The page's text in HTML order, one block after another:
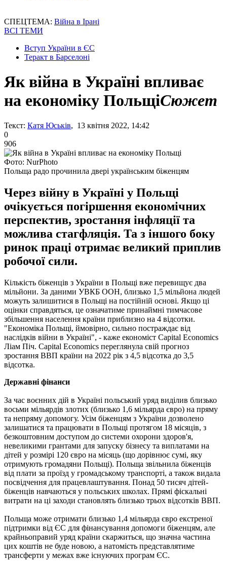
СПЕЦТЕМА: Війна в Ірані
ВСІ ТЕМИ
Вступ України в ЄС
Теракт в Барселоні
Як війна в Україні впливає
на економіку ПольщіСюжет
Текст: Катя Юськів, 13 квітня 2022, 14:42
0
906
Фото: NurPhoto
Польща радо прочинила двері українським біженцям
Через війну в Україні у Польщі
очікується погіршення економічних
перспектив, зростання інфляції та
можлива стагфляція. Та з іншого боку
ринок праці отримає великий приплив
робочої сили.
Кількість біженців з України в Польщі вже перевищує два
мільйони. За даними УВКБ ООН, близько 1,5 мільйона людей
можуть залишитися в Польщі на постійній основі. Якщо ці
оцінки справдяться, це означатиме принаймні тимчасове
збільшення населення країни приблизно на 4 відсотки.
"Економіка Польщі, ймовірно, сильно постраждає від
наслідків війни в Україні", - каже економіст Capital Economics
Ліам Піч. Capital Economics переглянула свій прогноз
зростання ВВП країни на 2022 рік з 4,5 відсотка до 3,5
відсотка.
Державні фінанси
За час воєнних дій в Україні польський уряд виділив близько
восьми мільярдів злотих (близько 1,6 мільярда євро) на пряму
та непряму допомогу. Усім біженцям з України дозволено
залишатися та працювати в Польщі протягом 18 місяців, з
безкоштовним доступом до системи охорони здоров'я,
невеликими грантами для запуску бізнесу та виплатами на
дітей у розмірі 120 євро на місяць (що дорівнює сумі, яку
отримують громадяни Польщі). Польща звільнила біженців
від плати за проїзд у громадському транспорті, а також видала
посвідчення для працевлаштування. Понад 50 тисяч дітей-
біженців навчаються у польських школах. Прямі фіскальні
витрати на ці заходи становлять близько трьох відсотків ВВП.
Польща може отримати близько 1,4 мільярда євро екстреної
підтримки від ЄС для фінансування допомоги біженцям, але
крайньоправий уряд країни скаржиться, що значна частина
цих коштів не буде новою, а натомість представлятиме
трансферти у межах вже існуючих програм ЄС.